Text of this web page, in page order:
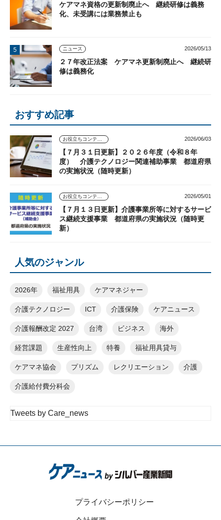
ケアマネ資格の更新制廃止へ 継続研修は義務
化、未受講には業務禁止も
ニュース 2026/05/13
２７年改正法案 ケアマネ更新制廃止へ 継続研
修は義務化
おすすめ記事
お役立ちコンテンツ 2026/06/03
【７月３１日更新】２０２６年度（令和８年
度） 介護テクノロジー関連補助事業 都道府県
の実施状況（随時更新）
お役立ちコンテンツ 2026/05/01
【７月１３日更新】介護事業所等に対するサービ
ス継続支援事業 都道府県の実施状況（随時更
新）
人気のジャンル
2026年 福祉用具 ケアマネジャー
介護テクノロジー ICT 介護保険 ケアニュース
介護報酬改定 2027 台湾 ビジネス 海外
経営課題 生産性向上 特養 福祉用具貸与
ケアマネ協会 プリズム レクリエーション 介護
介護給付費分科会
Tweets by Care_news
プライバシーポリシー